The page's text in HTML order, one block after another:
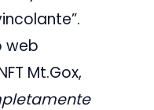
web
Mt.Gox,